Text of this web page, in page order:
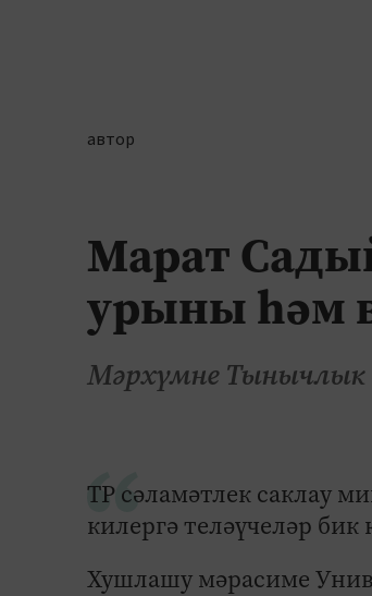
автор
Марат
урыны һәм
Мәрхүмне Тынычлык
ТР сәламәтлек саклау
килергә теләүчеләр
Хушлашу мәрасиме